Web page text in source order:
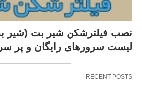
نصب فیلترشکن شیر بت (شیر
لیست سرورهای رایگان و پر
RECENT POSTS